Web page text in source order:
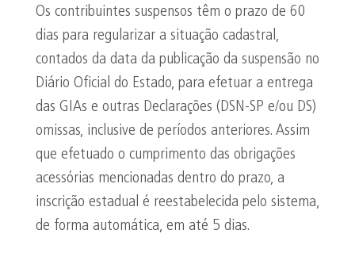
Os contribuintes suspensos têm o prazo de 60
dias para regularizar a situação cadastral,
contados da data da publicação da suspensão no
Diário Oficial do Estado, para efetuar a entrega
das GIAs e outras Declarações (DSN-SP e/ou DS)
omissas, inclusive de períodos anteriores. Assim
que efetuado o cumprimento das obrigações
acessórias mencionadas dentro do prazo, a
inscrição estadual é reestabelecida pelo sistema,
de forma automática, em até 5 dias.